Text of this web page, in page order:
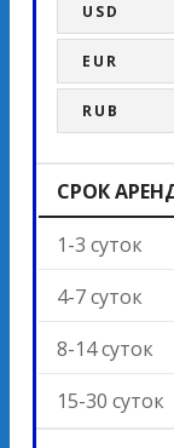
USD
EUR
RUB
СРОК
1-3 суток
4-7 суток
8-14 суток
15-30 суток